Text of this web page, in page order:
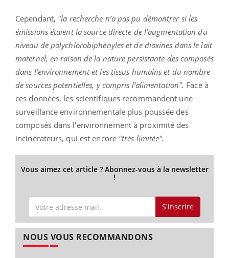
Cependant, "la recherche n’a pas pu démontrer si les
émissions étaient la source directe de l’augmentation du
niveau de polychlorobiphényles et de dioxines dans le lait
maternel, en raison de la nature persistante des composés
dans l’environnement et les tissus humains et du nombre
de sources potentielles, y compris l’alimentation". Face à
ces données, les scientifiques recommandent une
surveillance environnementale plus poussée des
composés dans l'environnement à proximité des
incinérateurs, qui est encore "très limitée".
Vous aimez cet article ? Abonnez-vous à la newsletter
!
S'inscrire
NOUS VOUS RECOMMANDONS